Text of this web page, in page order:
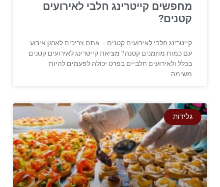
מחפשים קייטרינג חלבי לאירועים
קטנים?
קייטרינג חלבי לאירועים קטנים – אתם צריכים לארגן אירוע
עם כמות מוזמנים קטנה? מציאת קייטרינג לאירועים קטנים
בכלל ולאירועים חלביים בפרט יכולה לפעמים להיות
משימה
גלידות